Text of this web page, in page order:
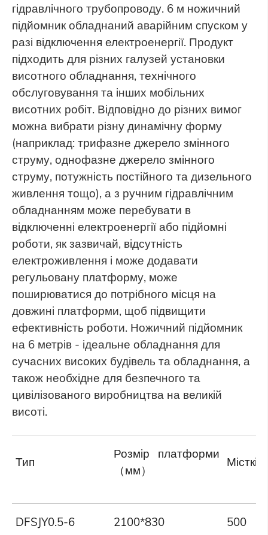
гідравлічного трубопроводу. 6 м ножичний
підйомник обладнаний аварійним спуском у
разі відключення електроенергії. Продукт
підходить для різних галузей установки
висотного обладнання, технічного
обслуговування та інших мобільних
висотних робіт. Відповідно до різних вимог
можна вибрати різну динамічну форму
(наприклад: трифазне джерело змінного
струму, однофазне джерело змінного
струму, потужність постійного та дизельного
живлення тощо), а з ручним гідравлічним
обладнанням може перебувати в
відключенні електроенергії або підйомні
роботи, як зазвичай, відсутність
електроживлення і може додавати
регульовану платформу, може
поширюватися до потрібного місця на
довжині платформи, щоб підвищити
ефективність роботи. Ножичний підйомник
на 6 метрів - ідеальне обладнання для
сучасних високих будівель та обладнання, а
також необхідне для безпечного та
цивілізованого виробництва на великій
висоті.
Тип
Розмір платформи
（мм）
DFSJY0.5-6 2100*830 500